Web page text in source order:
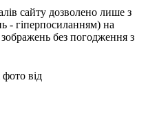
сайту дозволено лише з
- гіперпосиланням) на
без погодження з
фото від